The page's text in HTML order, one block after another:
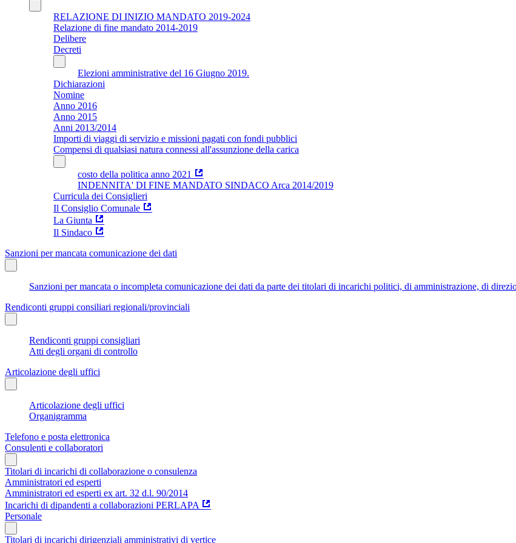
RELAZIONE DI INIZIO MANDATO 2019-2024
Relazione di fine mandato 2014-2019
Delibere
Decreti
Elezioni amministrative del 16 Giugno 2019.
Dichiarazioni
Nomine
Anno 2016
Anno 2015
Anni 2013/2014
Importi di viaggi di servizio e missioni pagati con fondi pubblici
Compensi di qualsiasi natura connessi all'assunzione della carica
costo della politica anno 2021
INDENNITA' DI FINE MANDATO SINDACO Arca 2014/2019
Curricula dei Consiglieri
Il Consiglio Comunale
La Giunta
Il Sindaco
Sanzioni per mancata comunicazione dei dati
Sanzioni per mancata o incompleta comunicazione dei dati da parte dei titolari di incarichi politici, di amministrazione, di
Rendiconti gruppi consiliari regionali/provinciali
Rendiconti gruppi consigliari
Atti degli organi di controllo
Articolazione degli uffici
Articolazione degli uffici
Organigramma
Telefono e posta elettronica
Consulenti e collaboratori
Titolari di incarichi di collaborazione o consulenza
Amministratori ed esperti
Amministratori ed esperti ex art. 32 d.l. 90/2014
Incarichi di dipandenti a collaborazioni PERLAPA
Personale
Titolari di incarichi dirigenziali amministrativi di vertice